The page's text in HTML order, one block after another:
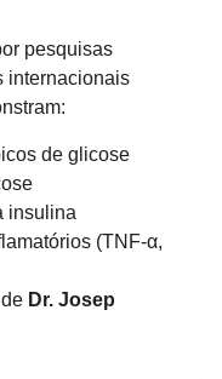
pesquisas
internacionais
de glicose
insulina
(TNF-α,
Dr. Josep